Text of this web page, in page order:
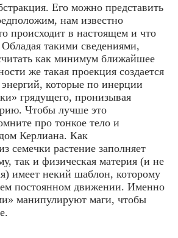
Его можно представить
нам известно
происходит в настоящем и что
такими сведениями,
как минимум ближайшее
же такая проекция создается
которые по инерции
грядущего, пронизывая
Чтобы лучше это
про тонкое тело и
Керлиана. Как
семечки растение заполняет
так и физическая материя (и не
имеет некий шаблон, которому
постоянном движении. Именно
манипулируют маги, чтобы